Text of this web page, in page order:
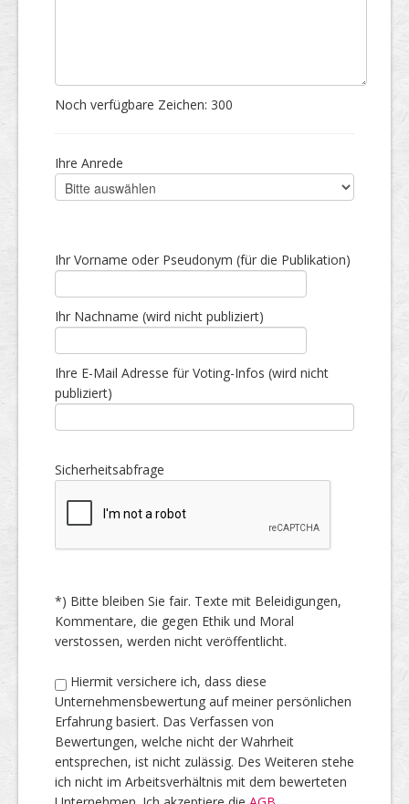
Noch verfügbare Zeichen: 300
Ihre Anrede
Ihr Vorname oder Pseudonym (für die Publikation)
Ihr Nachname (wird nicht publiziert)
Ihre E-Mail Adresse für Voting-Infos (wird nicht
publiziert)
Sicherheitsabfrage
*) Bitte bleiben Sie fair. Texte mit Beleidigungen,
Kommentare, die gegen Ethik und Moral
verstossen, werden nicht veröffentlicht.
Hiermit versichere ich, dass diese
Unternehmensbewertung auf meiner persönlichen
Erfahrung basiert. Das Verfassen von
Bewertungen, welche nicht der Wahrheit
entsprechen, ist nicht zulässig. Des Weiteren stehe
ich nicht im Arbeitsverhältnis mit dem bewerteten